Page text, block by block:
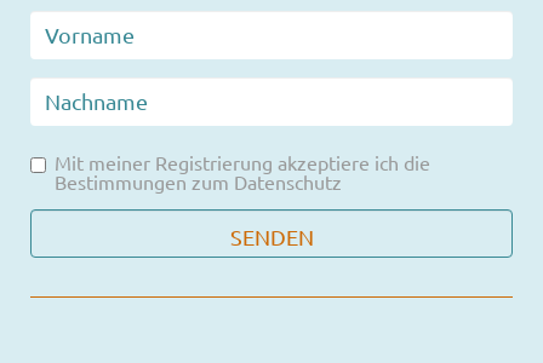
Mit meiner Registrierung akzeptiere ich die
Bestimmungen zum Datenschutz